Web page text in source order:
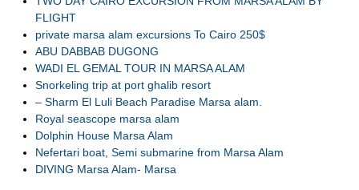
FLIGHT
private marsa alam excursions To Cairo 250$
ABU DABBAB DUGONG
WADI EL GEMAL TOUR IN MARSA ALAM
Snorkeling trip at port ghalib resort
– Sharm El Luli Beach Paradise Marsa alam.
Royal seascope marsa alam
Dolphin House Marsa Alam
Nefertari boat, Semi submarine from Marsa Alam
DIVING Marsa Alam- Marsa